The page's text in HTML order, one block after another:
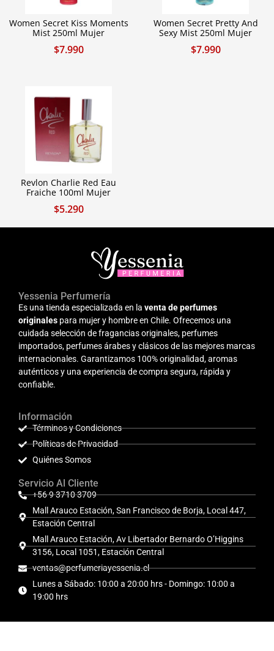
Women Secret Kiss Moments
Mist 250ml Mujer
$7.990
Women Secret Pretty And
Sexy Mist 250ml Mujer
$7.990
Revlon Charlie Red Eau
Fraiche 100ml Mujer
$5.290
Yessenia Perfumería
Es una tienda especializada en la venta de perfumes
originales para mujer y hombre en Chile. Ofrecemos una
cuidada selección de fragancias originales, perfumes
importados, perfumes árabes y clásicos de las mejores marcas
internacionales. Garantizamos 100% originalidad, aromas
auténticos y una experiencia de compra segura, rápida y
confiable.
Información
Términos y Condiciones
Políticas de Privacidad
Quiénes Somos
Servicio Al Cliente
+56 9 3710 3709
Mall Arauco Estación, San Francisco de Borja, Local 447,
Estación Central
Mall Arauco Estación, Av Libertador Bernardo O’Higgins
3156, Local 1051, Estación Central
ventas@perfumeriayessenia.cl
Lunes a Sábado: 10:00 a 20:00 hrs - Domingo: 10:00 a
19:00 hrs